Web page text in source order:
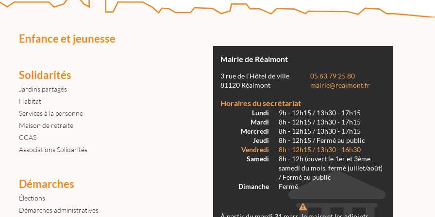
Enfance et jeunesse
Solidarités
Jardins partagés
Habitat
Services à la personne
Maison de retraite
CCAS
Associations Solidarités
Démarches
Élections
Démarches administratives
Mairie de Réalmont
3 rue de l'Hôtel de ville
81120 Réalmont
05 63 79 25 80
mairie@realmont.fr
Horaires du secrétariat
Lundi
9h - 12h15 / 13h30 - 17h15
Mardi
8h - 12h15 / 13h30 - 17h15
Mercredi
8h - 12h15 / 13h30 - 17h15
Jeudi
8h - 12h15 / Fermé au public
Vendredi
8h - 12h15 / 13h30 - 16h30
Samedi
8h - 12h (ouvert le 1er et 3ème
samedi du mois, fermé juillet/août)
/ Fermé au public
Dimanche
Fermé